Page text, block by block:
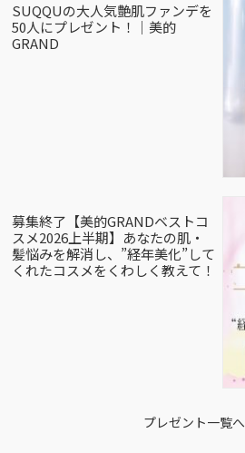
SUQQUの大人気艶肌ファンデを
50人にプレゼント！｜美的
GRAND
募集終了【美的GRANDベストコ
スメ2026上半期】あなたの肌・
髪悩みを解消し、”経年美化”して
くれたコスメをくわしく教えて！
プレゼント一覧へ